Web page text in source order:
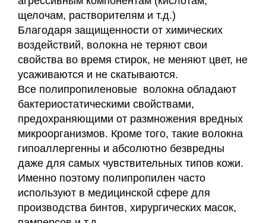
щелочам, растворителям и т.д.)
Благодаря защищенности от химических
воздействий, волокна не теряют свои
свойства во время стирок, не меняют цвет, не
усаживаются и не скатываются.
Все полипропиленовые волокна обладают
бактериостатическими свойствами,
предохраняющими от размножения вредных
микроорганизмов. Кроме того, такие волокна
гипоаллергенны и абсолютно безвредны
даже для самых чувствительных типов кожи.
Именно поэтому полипропилен часто
используют в медицинской сфере для
производства бинтов, хирургических масок,